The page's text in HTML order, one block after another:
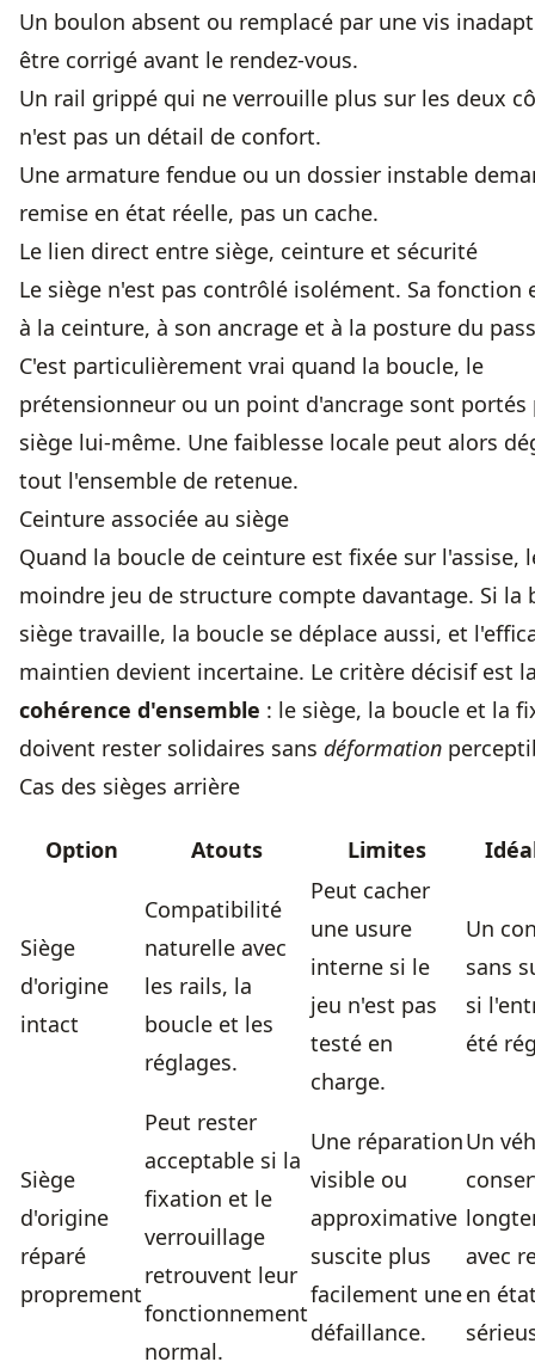
Un boulon absent ou remplacé par une vis
être corrigé avant le rendez-vous.
Un rail grippé qui ne verrouille plus sur les deux
n'est pas un détail de confort.
Une armature fendue ou un dossier instable
remise en état réelle, pas un cache.
Le lien direct entre siège, ceinture et sécurité
Le siège n'est pas contrôlé isolément. Sa fonction
à la ceinture, à son ancrage et à la posture du
C'est particulièrement vrai quand la boucle, le
prétensionneur ou un point d'ancrage sont portés
siège lui-même. Une faiblesse locale peut alors
tout l'ensemble de retenue.
Ceinture associée au siège
Quand la boucle de ceinture est fixée sur l'assise,
moindre jeu de structure compte davantage. Si la
siège travaille, la boucle se déplace aussi, et
maintien devient incertaine. Le critère décisif est
cohérence d'ensemble : le siège, la boucle et la
doivent rester solidaires sans déformation
Cas des sièges arrière
Option Atouts Limites
Siège
d'origine
intact
Compatibilité
naturelle avec
les rails, la
boucle et les
réglages.
Peut cacher
une usure
interne si le
jeu n'est pas
testé en
charge.
Un
sans
si
été
Siège
d'origine
réparé
proprement
Peut rester
acceptable si la
fixation et le
verrouillage
retrouvent leur
fonctionnement
normal.
Une réparation
visible ou
approximative
suscite plus
facilement une
défaillance.
Un
avec
en